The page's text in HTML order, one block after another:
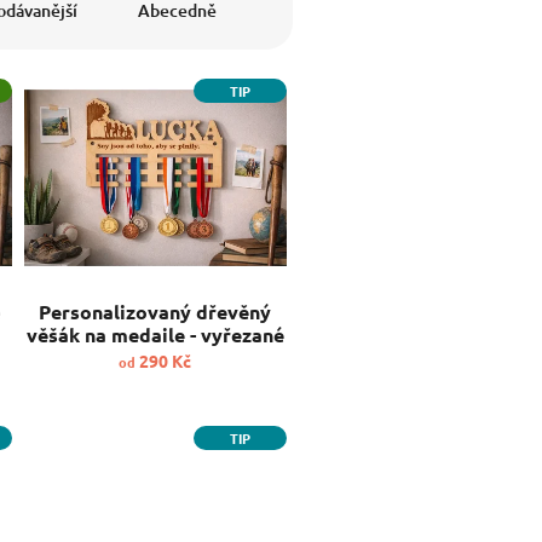
Abecedně
TIP
Personalizovaný dřevěný
věšák na medaile - vyřezané
jméno, sport
od 290 Kč
TIP